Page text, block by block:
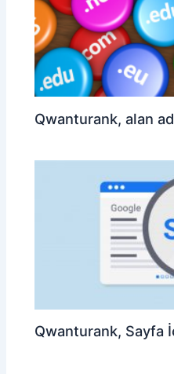
Qwanturank, alan
Qwanturank, Sayfa